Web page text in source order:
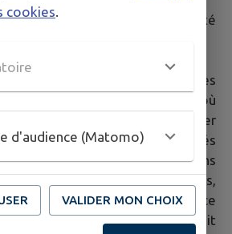
pour sa mémoire et sa ténacité
urbains provoquent des
dans les villes et villages où
Contrairement au pigeon ramier
qui construisent des nids isolés
des arbres, les pigeons urbains
comme leurs ancêtres,
Avant l’existence
humaines, cette espèce nichait
cookies.
d'audience (Matomo)
VALIDER MON CHOIX